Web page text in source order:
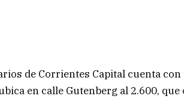
de Corrientes Capital cuenta
en calle Gutenberg al 2.600,